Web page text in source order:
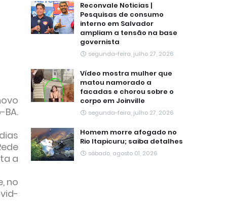
a
no
Reconvale Noticias |
Pesquisas de consumo
interno em Salvador
ampliam a tensão na base
governista
segunda-feira, julho 27, 2026
Vídeo mostra mulher que
matou namorado a
facadas e chorou sobre o
corpo em Joinville
segunda-feira, julho 27, 2026
Homem morre afogado no
Rio Itapicuru; saiba detalhes
sábado, agosto 01, 2026